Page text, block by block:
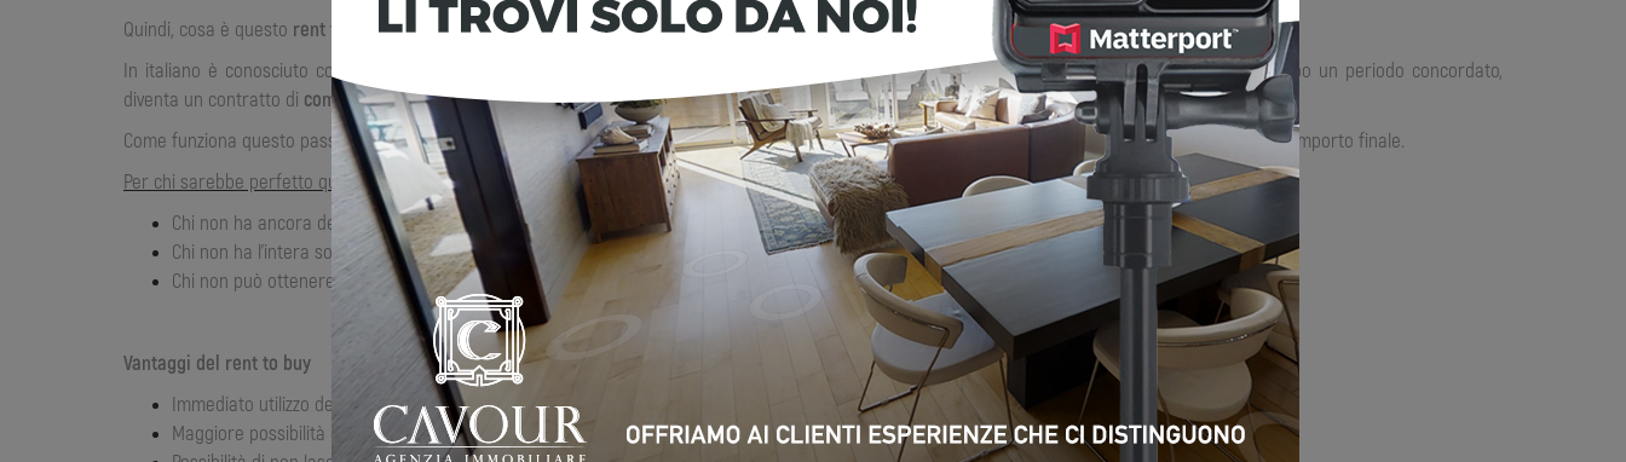
Quindi, cosa è questo rent to buy ?
In italiano è conosciuto come affitto con riscatto. Questa possibilità permette la stipulazione di un contratto di locazione che successivamente, dopo un periodo concordato,
diventa un contratto di compravendita.
Come funziona questo passaggio? È molto semplice. La somme versate per pagare il canone mensile di affitto verrano detratte quando dovrai pagare l’importo finale.
Per chi sarebbe perfetto questo tipo di contratto?
Chi non ha ancora delle dinamiche della propria vita fisse e sicure
Chi non ha l’intera somma per acquistare l’immobile a disposizione
Chi non può ottenere un mutuo
Vantaggi del rent to buy
Immediato utilizzo dell’immobile per l’acquirente
Maggiore possibilità di vendere l’immobile per l’acquirente